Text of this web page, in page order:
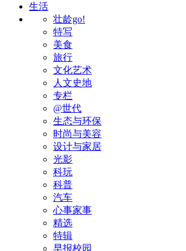
生活
壮龄go!
特写
美食
旅行
文化艺术
人文史地
专栏
@世代
生态与环保
时尚与美容
设计与家居
光影
科玩
科普
汽车
心事家事
精选
特辑
早报校园